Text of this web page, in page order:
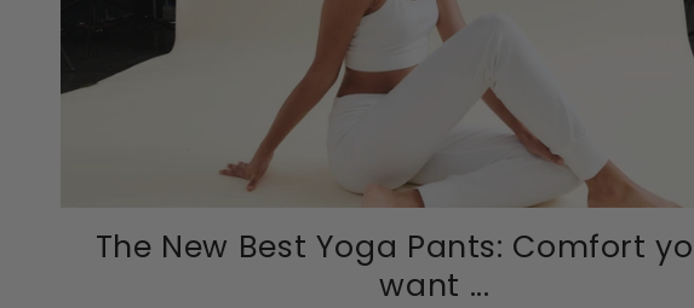
The New Best Yoga Pants: Comfort
want ...